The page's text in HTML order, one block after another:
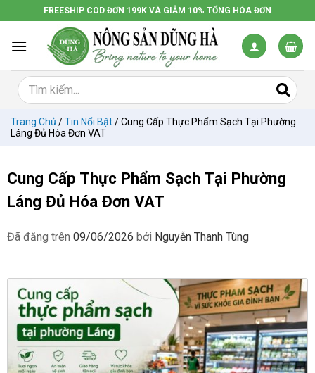
đến
dung
FREESHIP COD ĐƠN 199K VÀ GIẢM 10% TỔNG HÓA ĐƠN
Trang Chủ /Tin Nổi Bật/Cung Cấp Thực Phẩm Sạch Tại Phường
Láng Đủ Hóa Đơn VAT
Cung Cấp Thực Phẩm Sạch Tại Phường
Láng Đủ Hóa Đơn VAT
Đã đăng trên 09/06/2026 bởi Nguyễn Thanh Tùng